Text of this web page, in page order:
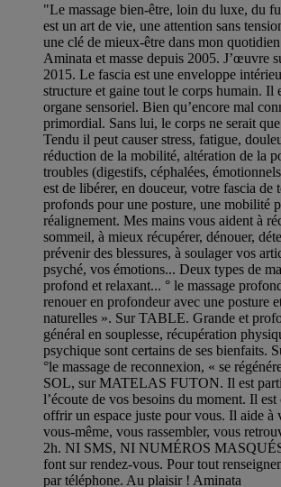
"Le massage bien-être, loin du luxe, du
est un art de vie, une attention sans
une clé de mieux-être dans mon
Aminata et masse depuis 2005. J’œuvre
2015. Le fascia est une enveloppe
structure et gaine tout le corps humain. Il
organe sensoriel. Bien qu’encore mal
primordial. Sans lui, le corps ne serait
Tendu il peut causer stress, fatigue,
réduction de la mobilité, altération de la
troubles (digestifs, céphalées,
est de libérer, en douceur, votre fascia de
profonds pour une posture, une mobilité
réalignement. Mes mains vous aident à
sommeil, à mieux récupérer, dénouer,
prévenir des blessures, à soulager vos
psyché, vos émotions... Deux types de
profond et relaxant... ° le massage
renouer en profondeur avec une posture
naturelles ». Sur TABLE. Grande et
général en souplesse, récupération
psychique sont certains de ses bienfaits.
°le massage de reconnexion, « se
SOL, sur MATELAS FUTON. Il est
l’écoute de vos besoins du moment. Il
offrir un espace juste pour vous. Il aide à
vous-même, vous rassembler, vous
2h. NI SMS, NI NUMÉROS MASQUÉS
font sur rendez-vous. Pour tout
par téléphone. Au plaisir ! Aminata